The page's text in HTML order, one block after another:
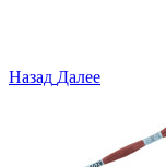
Назад Далее